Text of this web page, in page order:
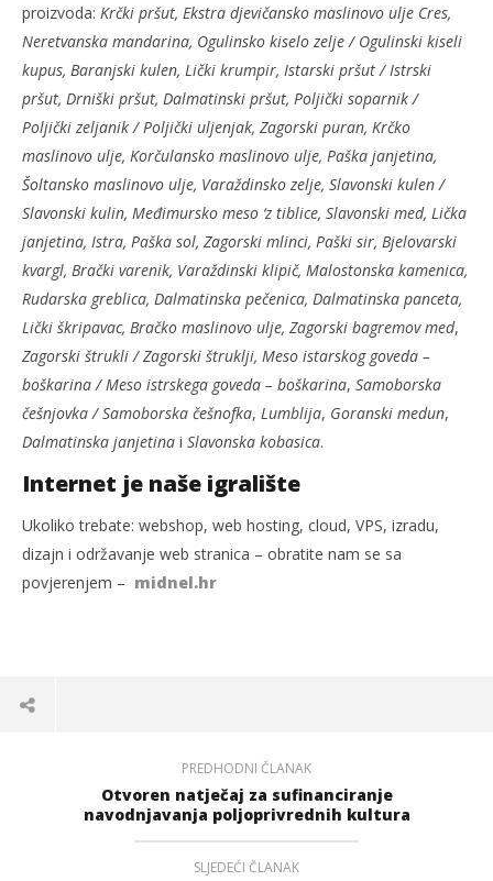
proizvoda: Krčki pršut, Ekstra djevičansko maslinovo ulje Cres,
Neretvanska mandarina, Ogulinsko kiselo zelje / Ogulinski kiseli
kupus, Baranjski kulen, Lički krumpir, Istarski pršut / Istrski
pršut, Drniški pršut, Dalmatinski pršut, Poljički soparnik /
Poljički zeljanik / Poljički uljenjak, Zagorski puran, Krčko
maslinovo ulje, Korčulansko maslinovo ulje, Paška janjetina,
Šoltansko maslinovo ulje, Varaždinsko zelje, Slavonski kulen /
Slavonski kulin, Međimursko meso ‘z tiblice, Slavonski med, Lička
janjetina, Istra, Paška sol, Zagorski mlinci, Paški sir, Bjelovarski
kvargl, Brački varenik, Varaždinski klipič, Malostonska kamenica,
Rudarska greblica, Dalmatinska pečenica, Dalmatinska panceta,
Lički škripavac, Bračko maslinovo ulje, Zagorski bagremov med,
Zagorski štrukli / Zagorski štruklji, Meso istarskog goveda –
boškarina / Meso istrskega goveda – boškarina, Samoborska
češnjovka / Samoborska češnofka, Lumblija, Goranski medun,
Dalmatinska janjetina i Slavonska kobasica.
Internet je naše igralište
Ukoliko trebate: webshop, web hosting, cloud, VPS, izradu,
dizajn i održavanje web stranica – obratite nam se sa
povjerenjem – midnel.hr
PREDHODNI ČLANAK
Otvoren natječaj za sufinanciranje
navodnjavanja poljoprivrednih kultura
SLJEDEĆI ČLANAK